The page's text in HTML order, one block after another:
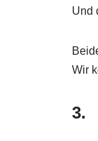
Und
Wir
3.